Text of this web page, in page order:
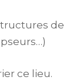
de
ce lieu.